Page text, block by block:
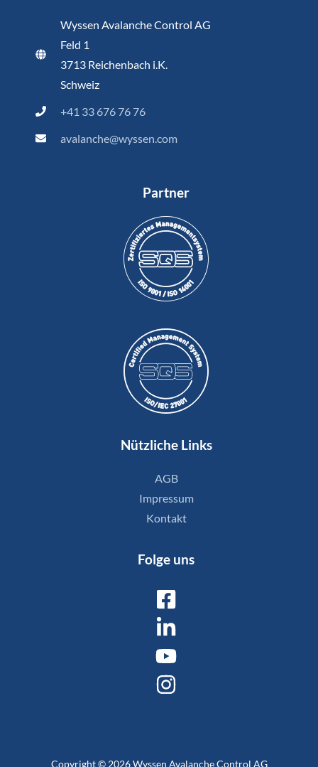
Wyssen Avalanche Control AG
Feld 1
3713 Reichenbach i.K.
Schweiz
+41 33 676 76 76
avalanche@wyssen.com
Partner
Nützliche Links
AGB
Impressum
Kontakt
Folge uns
Copyright © 2026 Wyssen Avalanche Control AG